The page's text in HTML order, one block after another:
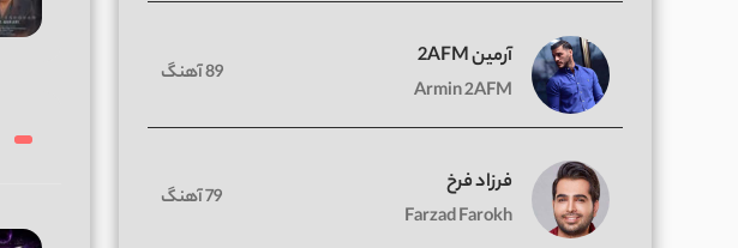
آرمین 2AFM
Armin 2AFM
89 آهنگ
فرزاد فرخ
Farzad Farokh
79 آهنگ